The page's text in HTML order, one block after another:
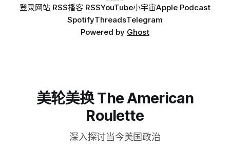
登录网站 RSS播客 RSSYouTube小宇宙Apple Podcast
SpotifyThreadsTelegram
Powered by Ghost
美轮美换 The American
Roulette
深入探讨当今美国政治